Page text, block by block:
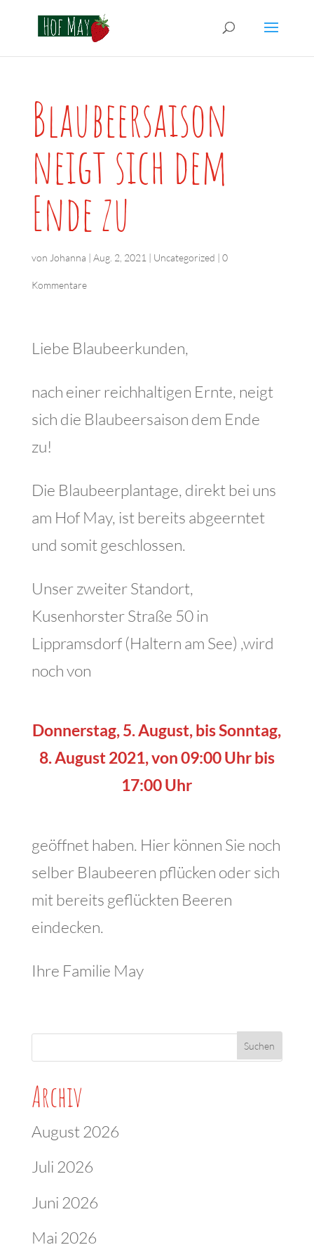
Blaubeersaison
neigt sich dem
Ende zu
von Johanna | Aug. 2, 2021 | Uncategorized | 0
Kommentare
Liebe Blaubeerkunden,
nach einer reichhaltigen Ernte, neigt
sich die Blaubeersaison dem Ende
zu!
Die Blaubeerplantage, direkt bei uns
am Hof May, ist bereits abgeerntet
und somit geschlossen.
Unser zweiter Standort,
Kusenhorster Straße 50 in
Lippramsdorf (Haltern am See) ,wird
noch von
Donnerstag, 5. August, bisSonntag,
8. August 2021, von 09:00 Uhr bis
17:00 Uhr
geöffnet haben. Hier können Sie noch
selber Blaubeeren pflücken oder sich
mit bereits geflückten Beeren
eindecken.
Ihre Familie May
Archiv
August 2026
Juli 2026
Juni 2026
Mai 2026